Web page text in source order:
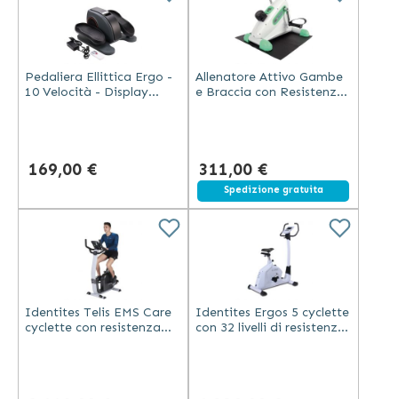
Sono disponibili anche articoli come carrozzine,
deambulatori e rollator, rampe di accesso ed dispositivi
per la riabilitazione.
Pedaliera Ellittica Ergo -
10 Velocità - Display
169,00 €
Allenatore Attivo Gambe
e Braccia con Resistenza
311,00 €
Spedizione gratuita
Identites Telis EMS Care
cyclette con resistenza
Identites Ergos 5 cyclette
con 32 livelli di resistenza,